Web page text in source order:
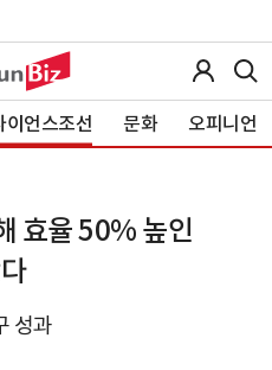
이언스조선 문화 오피니언
효율 50% 높인
성과